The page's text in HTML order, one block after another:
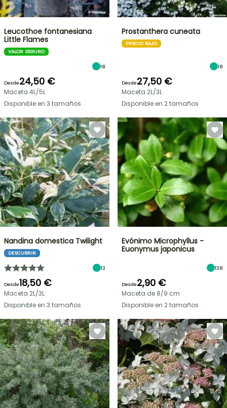
Leucothoe fontanesiana
Little Flames
VALOR SEGURO
18
Desde24,50 €
Maceta 4L/5L
Disponible en 3 tamaños
Prostanthera cuneata
PRECIO BAJO
18
Desde27,50 €
Maceta 2L/3L
Disponible en 2 tamaños
Nandina domestica Twilight
DESCUBRIR
13
Desde18,50 €
Maceta 2L/3L
Disponible en 3 tamaños
Evónimo Microphyllus -
Euonymus japonicus
138
Desde2,90 €
Maceta de 8/9 cm
Disponible en 2 tamaños